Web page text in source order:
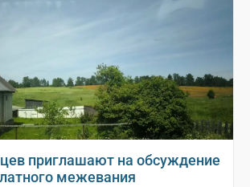
приглашают на обсуждение
межевания